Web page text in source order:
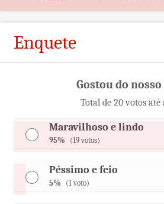
Enquete
Gostou do nosso
Total de 20 votos até
Maravilhoso e lindo
95% (19 votos)
Péssimo e feio
5% (1 voto)